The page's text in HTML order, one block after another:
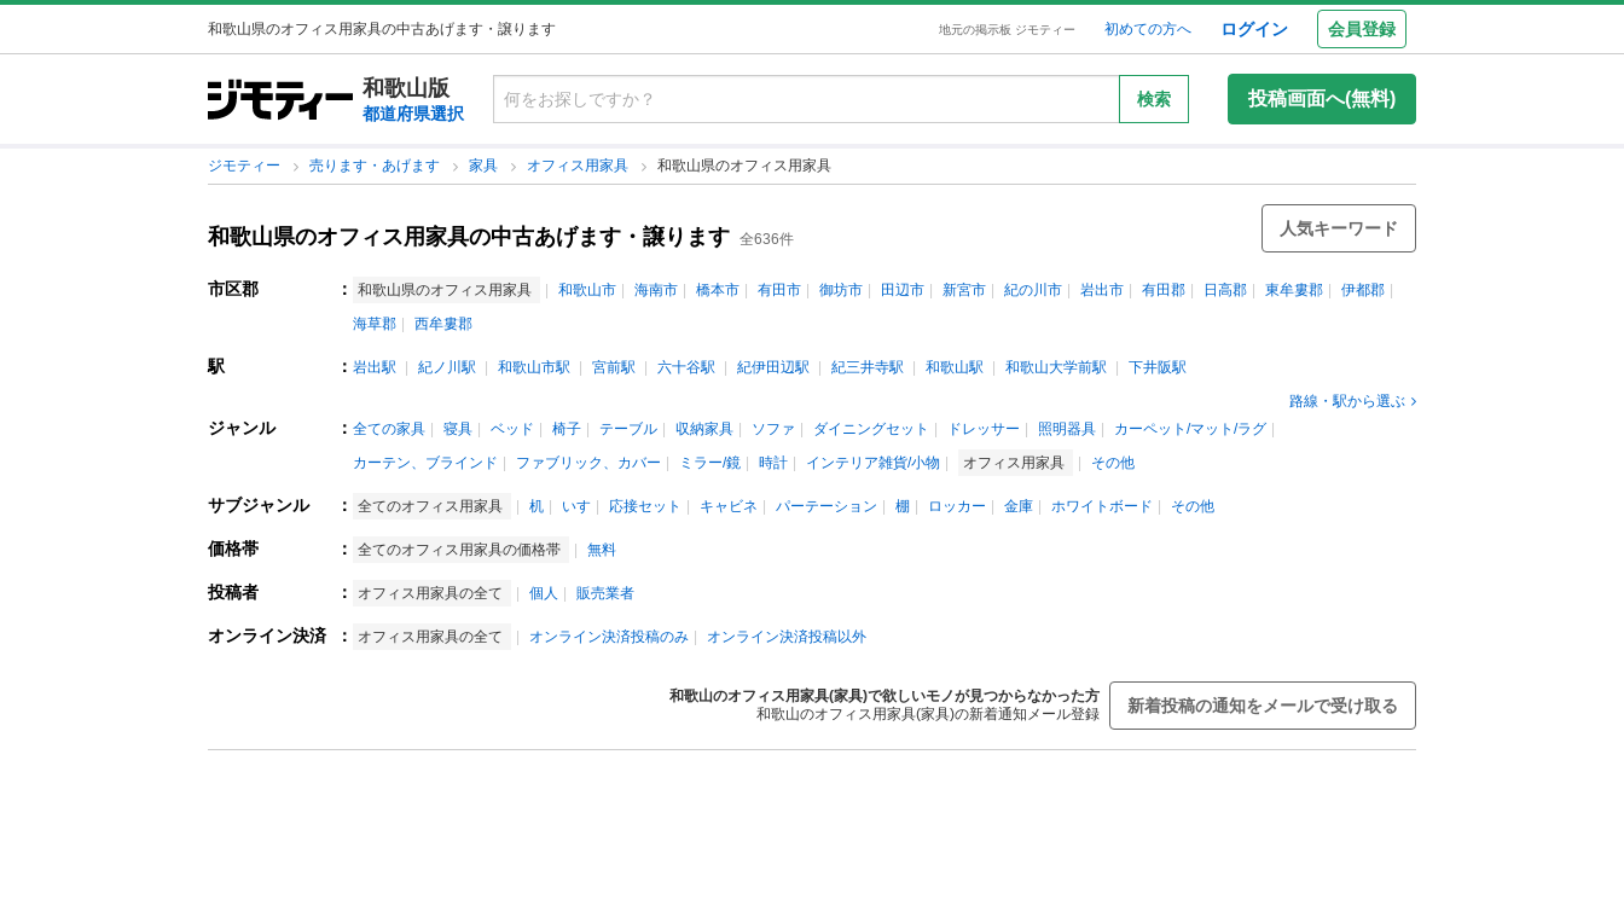
和歌山県のオフィス用家具の中古あげます・譲ります 地元の掲示板 ジモティー 初めての方へ ログイン 会員登録
和歌山版
都道府県選択
検索 投稿画面へ(無料)
ジモティー 売ります・あげます 家具 オフィス用家具 和歌山県のオフィス用家具
和歌山県のオフィス用家具の中古あげます・譲ります 全636件
人気キーワード
市区郡 ： 和歌山県のオフィス用家具 和歌山市 海南市 橋本市 有田市 御坊市 田辺市 新宮市 紀の川市 岩出市 有田郡 日高郡 東牟婁郡
伊都郡
海草郡
西牟婁郡
駅 ： 岩出駅 紀ノ川駅 和歌山市駅 宮前駅 六十谷駅 紀伊田辺駅 紀三井寺駅 和歌山駅 和歌山大学前駅
下井阪駅
路線・駅から選ぶ
ジャンル ： 全ての家具 寝具 ベッド 椅子 テーブル 収納家具 ソファ ダイニングセット ドレッサー 照明器具
カーペット/マット/ラグ
カーテン、ブラインド
ファブリック、カバー ミラー/鏡 時計 インテリア雑貨/小物 オフィス用家具 その他
サブジャンル ： 全てのオフィス用家具 机 いす 応接セット キャビネ パーテーション 棚 ロッカー 金庫 ホワイトボード その他
価格帯 ： 全てのオフィス用家具の価格帯 無料
投稿者 ： オフィス用家具の全て 個人 販売業者
オンライン決済 ： オフィス用家具の全て オンライン決済投稿のみ オンライン決済投稿以外
和歌山のオフィス用家具(家具)で欲しいモノが見つからなかった方
和歌山のオフィス用家具(家具)の新着通知メール登録
新着投稿の通知をメールで受け取る